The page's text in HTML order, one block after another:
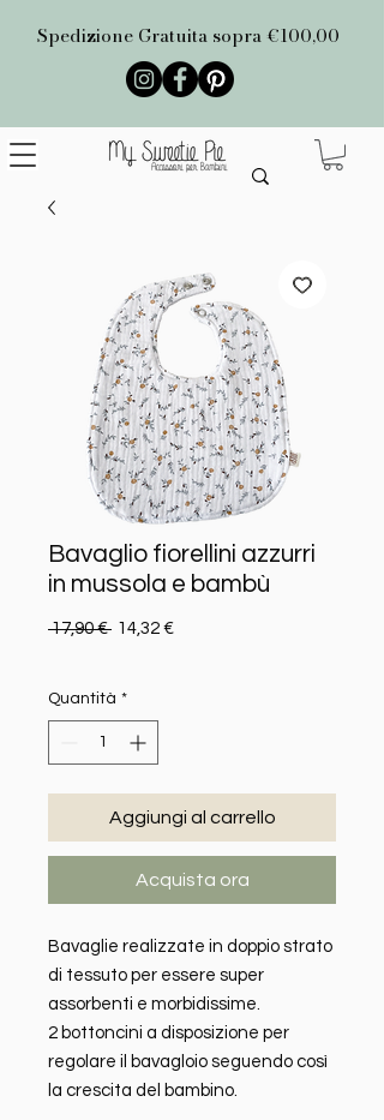
Spedizione Gratuita sopra €100,00
Bavaglio fiorellini azzurri
in mussola e bambù
17,90 € Prezzo regolare
14,32 €Prezzo scontato
Quantità *
Aggiungi al carrello
Acquista ora
Bavaglie realizzate in doppio strato
di tessuto per essere super
assorbenti e morbidissime.
2 bottoncini a disposizione per
regolare il bavagloio seguendo così
la crescita del bambino.